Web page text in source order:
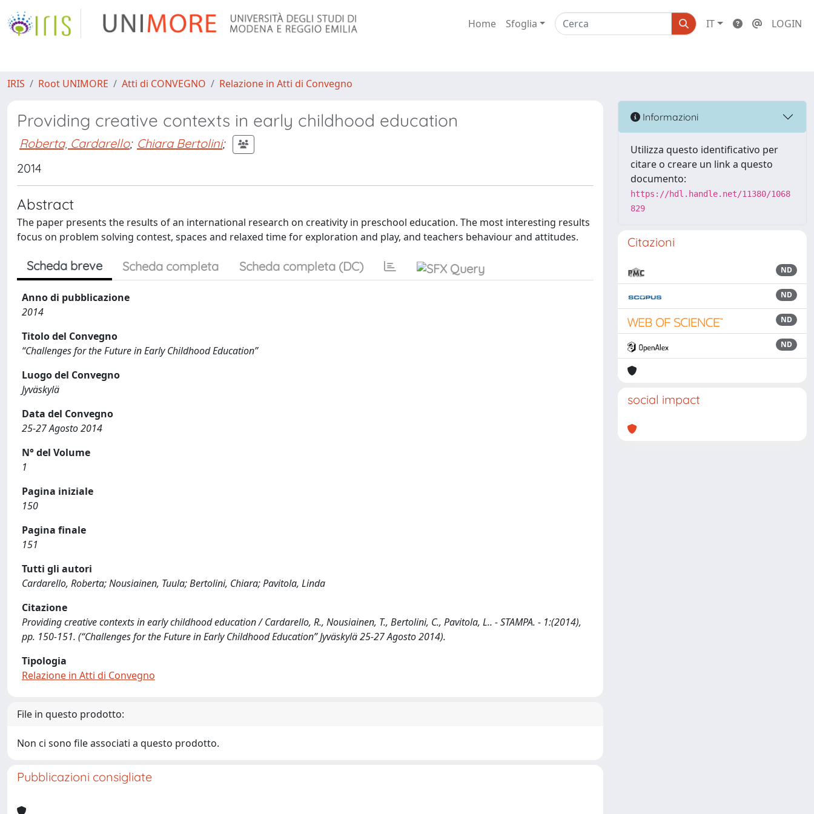
Home Sfoglia IT LOGIN
IRIS Root UNIMORE Atti di CONVEGNO Relazione in Atti di Convegno
Providing creative contexts in early childhood education
Roberta, Cardarello; Chiara Bertolini;
2014
Abstract
The paper presents the results of an international research on creativity in preschool education. The most interesting results
focus on problem solving contest, spaces and relaxed time for exploration and play, and teachers behaviour and attitudes.
Scheda breve Scheda completa Scheda completa (DC)
Anno di pubblicazione
2014
Titolo del Convegno
“Challenges for the Future in Early Childhood Education”
Luogo del Convegno
Jyväskylä
Data del Convegno
25-27 Agosto 2014
N° del Volume
1
Pagina iniziale
150
Pagina finale
151
Tutti gli autori
Cardarello, Roberta; Nousiainen, Tuula; Bertolini, Chiara; Pavitola, Linda
Citazione
Providing creative contexts in early childhood education / Cardarello, R., Nousiainen, T., Bertolini, C., Pavitola, L.. - STAMPA. - 1:(2014),
pp. 150-151. (“Challenges for the Future in Early Childhood Education” Jyväskylä 25-27 Agosto 2014).
Tipologia
Relazione in Atti di Convegno
File in questo prodotto:
Non ci sono file associati a questo prodotto.
Pubblicazioni consigliate
Informazioni
Utilizza questo identificativo per
citare o creare un link a questo
documento:
https://hdl.handle.net/11380/1068
829
Citazioni
ND
ND
ND
ND
social impact